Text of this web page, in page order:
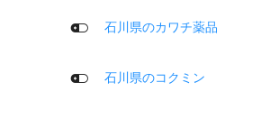
石川県のカワチ薬品
石川県のコクミン